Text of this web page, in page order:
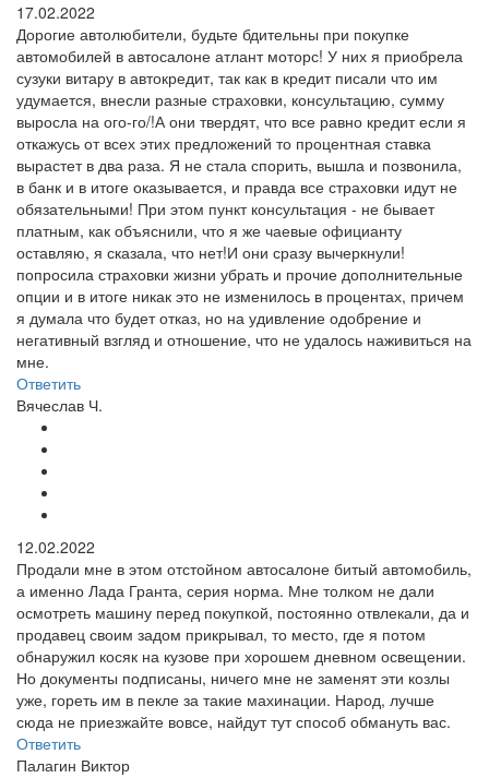
17.02.2022
Дорогие автолюбители, будьте бдительны при покупке
автомобилей в автосалоне атлант моторс! У них я приобрела
сузуки витару в автокредит, так как в кредит писали что им
удумается, внесли разные страховки, консультацию, сумму
выросла на ого-го/!А они твердят, что все равно кредит если я
откажусь от всех этих предложений то процентная ставка
вырастет в два раза. Я не стала спорить, вышла и позвонила,
в банк и в итоге оказывается, и правда все страховки идут не
обязательными! При этом пункт консультация - не бывает
платным, как объяснили, что я же чаевые официанту
оставляю, я сказала, что нет!И они сразу вычеркнули!
попросила страховки жизни убрать и прочие дополнительные
опции и в итоге никак это не изменилось в процентах, причем
я думала что будет отказ, но на удивление одобрение и
негативный взгляд и отношение, что не удалось наживиться на
мне.
Ответить
Вячеслав Ч.
12.02.2022
Продали мне в этом отстойном автосалоне битый автомобиль,
а именно Лада Гранта, серия норма. Мне толком не дали
осмотреть машину перед покупкой, постоянно отвлекали, да и
продавец своим задом прикрывал, то место, где я потом
обнаружил косяк на кузове при хорошем дневном освещении.
Но документы подписаны, ничего мне не заменят эти козлы
уже, гореть им в пекле за такие махинации. Народ, лучше
сюда не приезжайте вовсе, найдут тут способ обмануть вас.
Ответить
Палагин Виктор